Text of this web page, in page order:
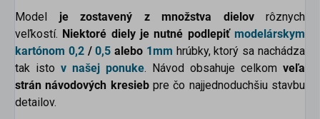
Model je zostavený z množstva dielovrôznych
veľkostí. Niektoré diely je nutné podlepiť modelárskym
kartónom 0,2/0,5 alebo 1mm hrúbky, ktorý sa nachádza
tak isto v našej ponuke. Návod obsahuje celkom veľa
strán návodových kresiebpre čo najjednoduchšiu stavbu
detailov.